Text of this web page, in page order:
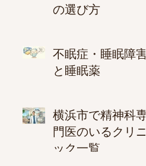
の選び方
不眠症・睡眠障害
と睡眠薬
横浜市で精神科専
門医のいるクリニ
ック一覧